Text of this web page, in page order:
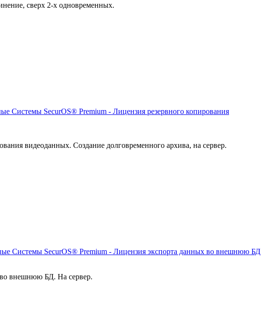
сверх 2-х одновременных.
Системы SecurOS® Premium - Лицензия резервного копирования
видеоданных. Создание долговременного архива, на сервер.
Системы SecurOS® Premium - Лицензия экспорта данных во внешнюю БД
внешнюю БД. На сервер.